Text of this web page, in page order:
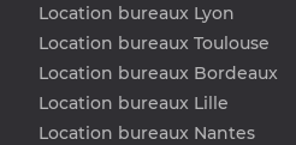
Location bureaux Lyon
Location bureaux Toulouse
Location bureaux Bordeaux
Location bureaux Lille
Location bureaux Nantes